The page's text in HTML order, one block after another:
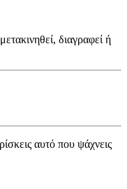
διαγραφεί ή
αυτό που ψάχνεις